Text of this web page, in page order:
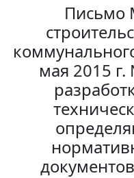
Письмо
мая 2015